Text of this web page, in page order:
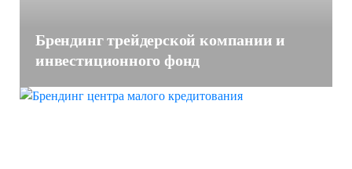
Брендинг трейдерской компании и
инвестиционного фонд